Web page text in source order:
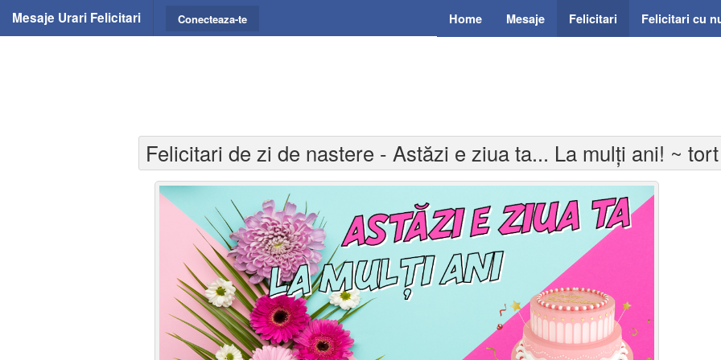
Mesaje Urari Felicitari Home Mesaje Felicitari Felicitari cu
Conecteaza-te
Felicitari de zi de nastere - Astăzi e ziua ta... La mulți ani! ~